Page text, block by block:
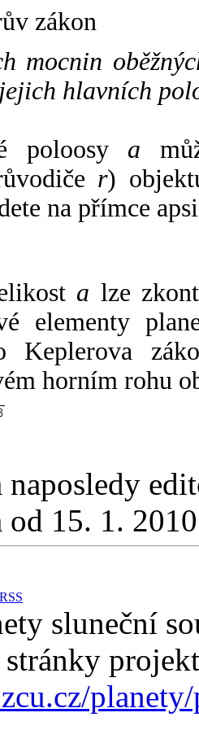
zákon
mocnin
hlavních
poloosy a
r)
na přímce
a lze
elementy
Keplerova
horním rohu
naposledy
od 15. 1.
RSS
sluneční